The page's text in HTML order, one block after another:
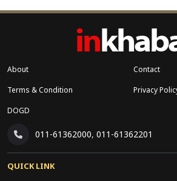
About
Contact
Terms & Condition
Privacy
DOGD
011-61362000, 011-61362201
QUICK LINK